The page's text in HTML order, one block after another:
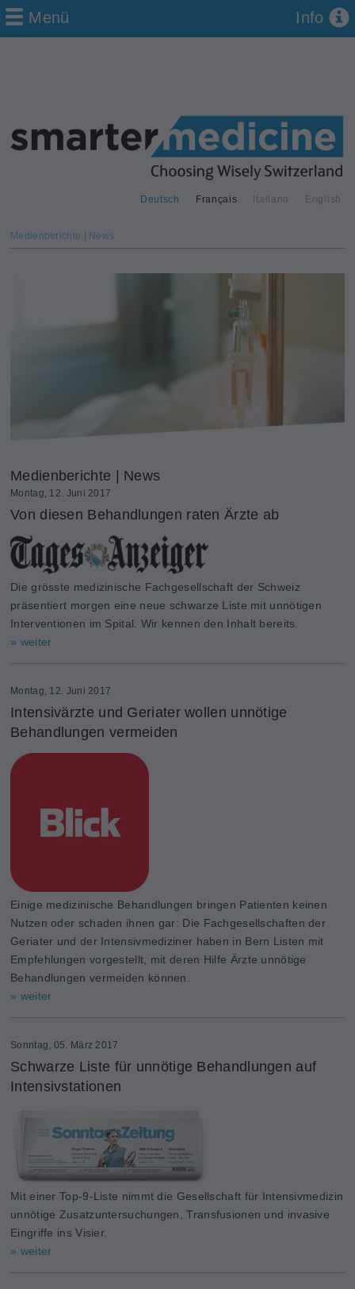
Deutsch Français Italiano English
Menü Info
Medienberichte | News
Medienberichte | News
Montag, 12. Juni 2017
Von diesen Behandlungen raten Ärzte ab
Die grösste medizinische Fachgesellschaft der Schweiz
präsentiert morgen eine neue schwarze Liste mit unnötigen
Interventionen im Spital. Wir kennen den Inhalt bereits.
» weiter
Montag, 12. Juni 2017
Intensivärzte und Geriater wollen unnötige
Behandlungen vermeiden
Einige medizinische Behandlungen bringen Patienten keinen
Nutzen oder schaden ihnen gar: Die Fachgesellschaften der
Geriater und der Intensivmediziner haben in Bern Listen mit
Empfehlungen vorgestellt, mit deren Hilfe Ärzte unnötige
Behandlungen vermeiden können.
» weiter
Sonntag, 05. März 2017
Schwarze Liste für unnötige Behandlungen auf
Intensivstationen
Mit einer Top-9-Liste nimmt die Gesellschaft für Intensivmedizin
unnötige Zusatzuntersuchungen, Transfusionen und invasive
Eingriffe ins Visier.
» weiter